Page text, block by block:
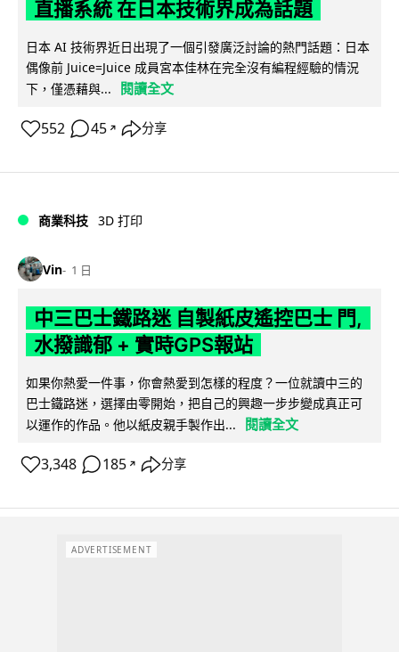
直播系統 在日本技術界成為話題
日本 AI 技術界近日出現了一個引發廣泛討論的熱門話題：日本
偶像前 Juice=Juice 成員宮本佳林在完全沒有編程經驗的情況
下，僅憑藉與...
閱讀全文
552 45 ↗ 分享
商業科技 3D 打印
Vin 1 日
中三巴士鐵路迷 自製紙皮遙控巴士 門,
水撥識郁 + 實時GPS報站
如果你熱愛一件事，你會熱愛到怎樣的程度？一位就讀中三的
巴士鐵路迷，選擇由零開始，把自己的興趣一步步變成真正可
以運作的作品。他以紙皮親手製作出...
閱讀全文
3,348 185 ↗ 分享
ADVERTISEMENT